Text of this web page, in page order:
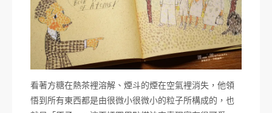
看著方糖在熱茶裡溶解、煙斗的煙在空氣裡消失，他領
悟到所有東西都是由很微小很微小的粒子所構成的，也